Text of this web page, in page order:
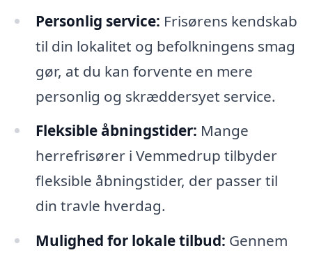
Personlig service: Frisørens kendskab
til din lokalitet og befolkningens smag
gør, at du kan forvente en mere
personlig og skræddersyet service.
Fleksible åbningstider: Mange
herrefrisører i Vemmedrup tilbyder
fleksible åbningstider, der passer til
din travle hverdag.
Mulighed for lokale tilbud: Gennem